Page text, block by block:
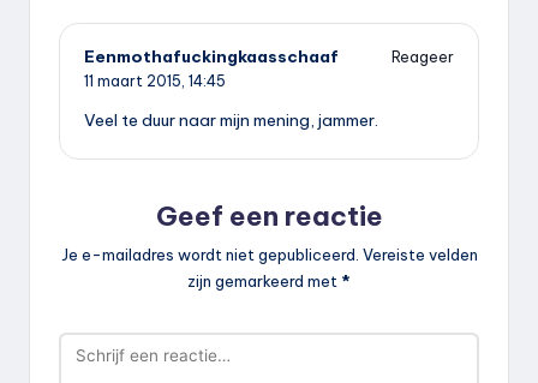
Eenmothafuckingkaasschaaf
Reageer
11 maart 2015, 14:45
Veel te duur naar mijn mening, jammer.
Geef een reactie
Je e-mailadres wordt niet gepubliceerd. Vereiste velden
zijn gemarkeerd met *